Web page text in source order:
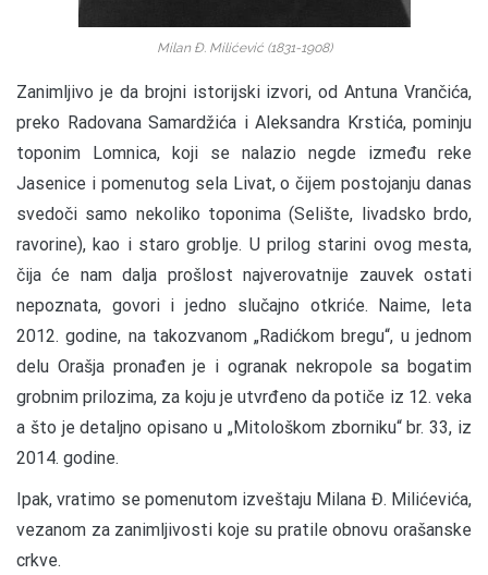
Milan Đ. Milićević (1831-1908)
Zanimljivo je da brojni istorijski izvori, od Antuna Vrančića,
preko Radovana Samardžića i Aleksandra Krstića, pominju
toponim Lomnica, koji se nalazio negde između reke
Jasenice i pomenutog sela Livat, o čijem postojanju danas
svedoči samo nekoliko toponima (Selište, livadsko brdo,
ravorine), kao i staro groblje. U prilog starini ovog mesta,
čija će nam dalja prošlost najverovatnije zauvek ostati
nepoznata, govori i jedno slučajno otkriće. Naime, leta
2012. godine, na takozvanom „Radićkom bregu“, u jednom
delu Orašja pronađen je i ogranak nekropole sa bogatim
grobnim prilozima, za koju je utvrđeno da potiče iz 12. veka
a što je detaljno opisano u „Mitološkom zborniku“ br. 33, iz
2014. godine.
Ipak, vratimo se pomenutom izveštaju Milana Đ. Milićevića,
vezanom za zanimljivosti koje su pratile obnovu orašanske
crkve.